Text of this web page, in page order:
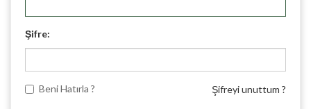
Şifre:
Beni Hatırla ? Şifreyi unuttum ?